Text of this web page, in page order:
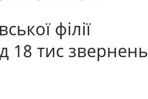
філії
18 тис звернень